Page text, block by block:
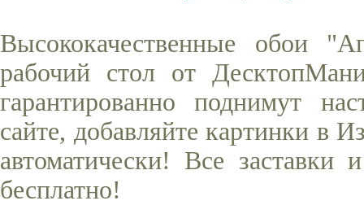
Высококачественные обои
рабочий стол от
гарантированно поднимут
сайте, добавляйте картинки в
автоматически! Все
бесплатно!